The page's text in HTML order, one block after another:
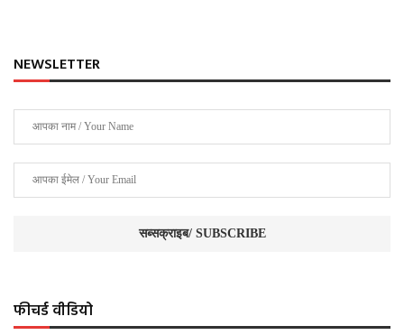
NEWSLETTER
फीचर्ड वीडियो